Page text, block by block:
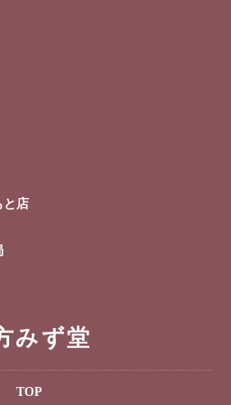
と店
みず堂
TOP